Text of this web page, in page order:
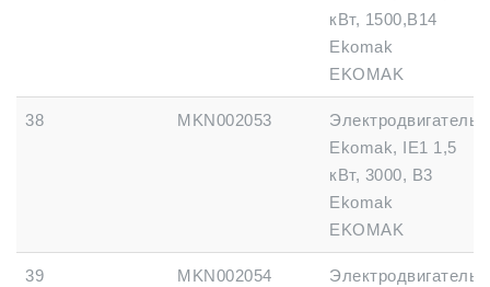
кВт, 1500,B14
Ekomak
EKOMAK
38 MKN002053
Электродвигатель
Ekomak, IE1 1,5
кВт, 3000, B3
Ekomak
EKOMAK
39 MKN002054
Электродвигатель